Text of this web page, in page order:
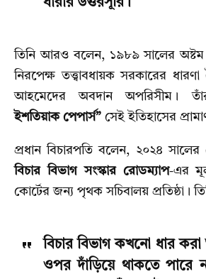
তিনি আরও বলেন, ১৯৮৯ সালের অষ্টম
নিরপেক্ষ তত্ত্বাবধায়ক সরকারের
আহমেদের অবদান অপরিসীম।
ইশতিয়াক পেপার্স” সেই ইতিহাসের
প্রধান বিচারপতি বলেন, ২০২৪ সালের
বিচার বিভাগ সংস্কার রোডম্যাপ-এর
কোর্টের জন্য পৃথক সচিবালয় প্রতিষ্ঠা।
বিচার বিভাগ কখনো ধার
ওপর দাঁড়িয়ে থাকতে পারে